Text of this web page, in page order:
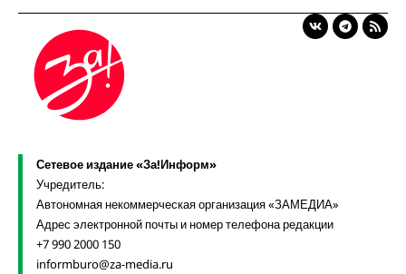
Сетевое издание «За!Информ»
Учредитель:
Автономная некоммерческая организация «ЗАМЕДИА»
Адрес электронной почты и номер телефона редакции
+7 990 2000 150
informburo@za-media.ru